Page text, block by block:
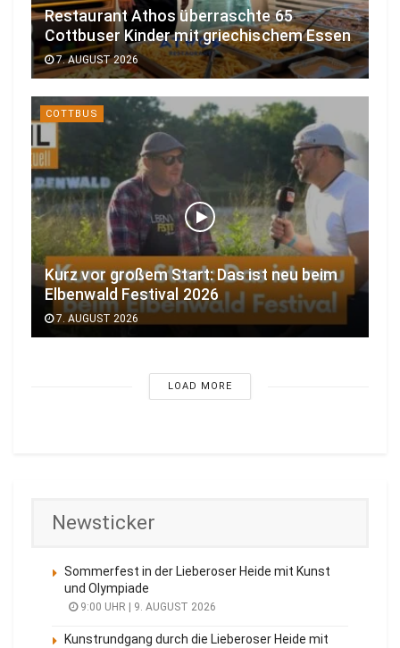
Restaurant Athos überraschte 65
Cottbuser Kinder mit griechischem Essen
7. AUGUST 2026
COTTBUS
Kurz vor großem Start: Das ist neu beim
Elbenwald Festival 2026
7. AUGUST 2026
LOAD MORE
Newsticker
Sommerfest in der Lieberoser Heide mit Kunst
und Olympiade
9:00 UHR | 9. AUGUST 2026
Kunstrundgang durch die Lieberoser Heide mit